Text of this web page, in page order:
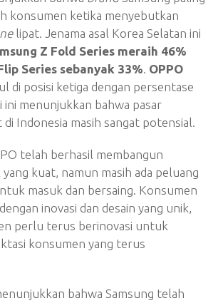
konsumen ketika menyebutkan
lipat. Jenama asal Korea Selatan ini
Z Fold Series meraih 46%
Series sebanyak 33%. OPPO
di posisi ketiga dengan persentase
ini menunjukkan bahwa pasar
di Indonesia masih sangat potensial.
telah berhasil membangun
kuat, namun masih ada peluang
masuk dan bersaing. Konsumen
inovasi dan desain yang unik,
perlu terus berinovasi untuk
konsumen yang terus
bahwa Samsung telah